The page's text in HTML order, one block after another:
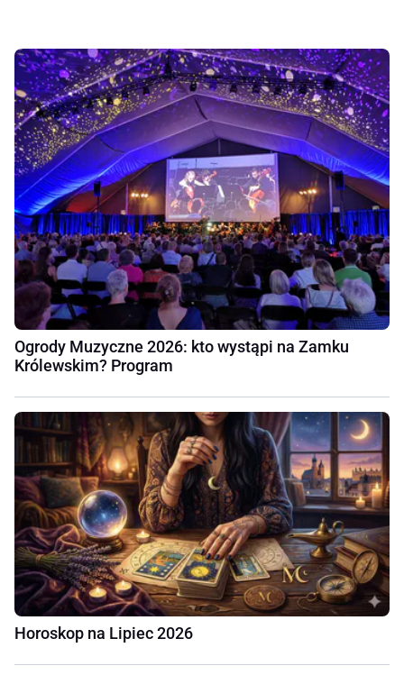
Ogrody Muzyczne 2026: kto wystąpi na Zamku
Królewskim? Program
Horoskop na Lipiec 2026